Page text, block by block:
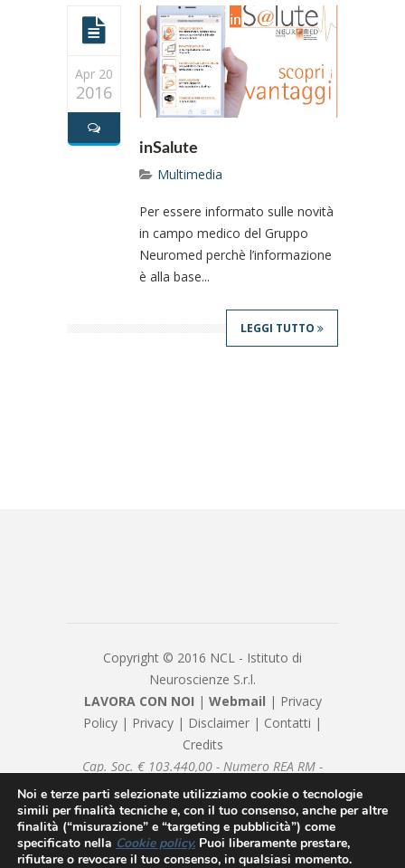
Apr 20
2016
inSalute
Multimedia
Per essere informato sulle novità
in campo medico del Gruppo
Neuromed perchè l’informazione
è alla base...
LEGGI TUTTO
Copyright © 2016 NCL - Istituto di
Neuroscienze S.r.l.
LAVORA CON NOI | Webmail | Privacy
Policy | Privacy | Disclaimer | Contatti |
Credits
Cap. Soc. € 103.440,00 - Numero REA RM -
1082377 - P.IVA/Cod. Fiscale 08239981007 -
nclsrl@pec.it - Sottoposto alla direzione e
coordinamento di Neuromed SpA
Noi e terze parti selezionate utilizziamo cookie o tecnologie
simili per finalità tecniche e, con il tuo consenso, anche per altre
finalità (“misurazione” e “targeting e pubblicità”) come
specificato nella Cookie policy. Puoi liberamente prestare,
rifiutare o revocare il tuo consenso, in qualsiasi momento.